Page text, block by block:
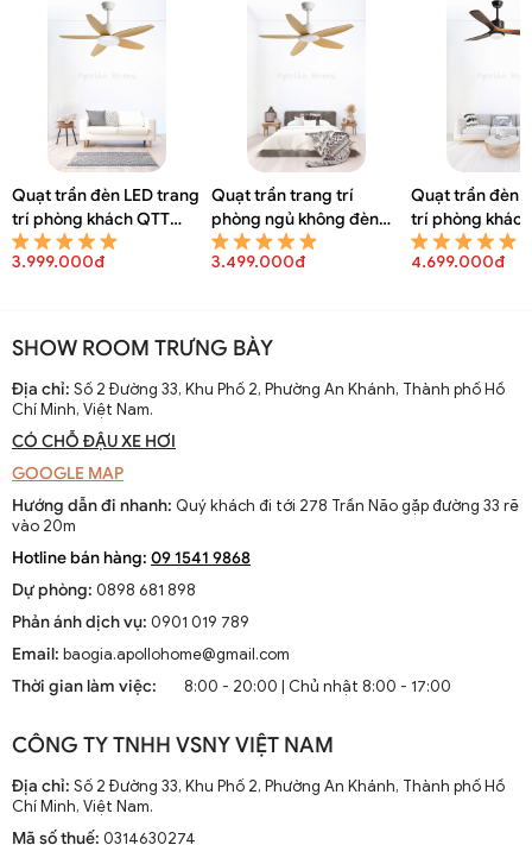
Quạt trần đèn LED trang
trí phòng khách QTT
8150A
3.999.000đ
Quạt trần trang trí
phòng ngủ không đèn
QTT 8148A
3.499.000đ
Quạt trần đèn
trí phòng
8146A
4.699.000đ
SHOW ROOM TRƯNG BÀY
Địa chỉ: Số 2 Đường 33, Khu Phố 2, Phường An Khánh, Thành phố Hồ
Chí Minh, Việt Nam.
CÓ CHỖ ĐẬU XE HƠI
GOOGLE MAP
Hướng dẫn đi nhanh: Quý khách đi tới 278 Trần Não gặp đường 33 rẽ
vào 20m
Hotline bán hàng: 09 1541 9868
Dự phòng: 0898 681 898
Phản ánh dịch vụ: 0901 019 789
Email: baogia.apollohome@gmail.com
Thời gian làm việc:
8:00 - 20:00 | Chủ nhật 8:00 - 17:00
CÔNG TY TNHH VSNY VIỆT NAM
Địa chỉ: Số 2 Đường 33, Khu Phố 2, Phường An Khánh, Thành phố Hồ
Chí Minh, Việt Nam.
Mã số thuế: 0314630274